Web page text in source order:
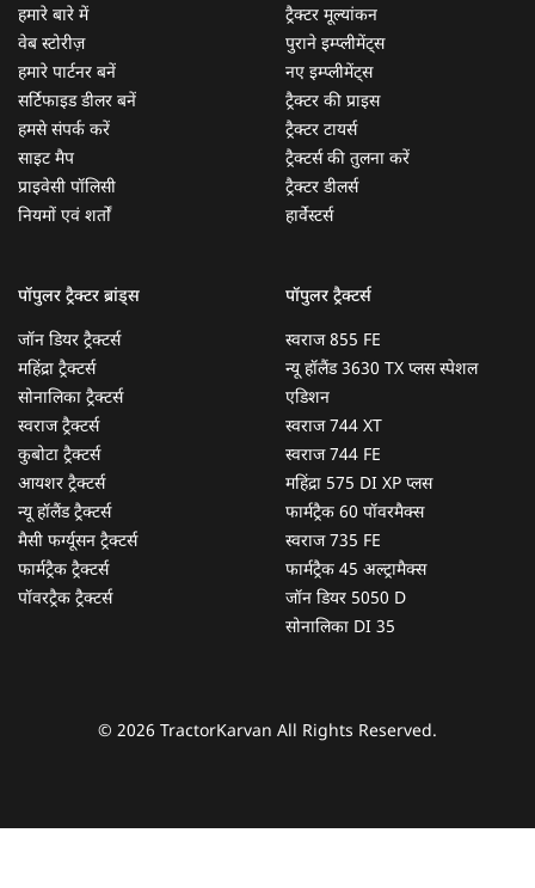
हमारे बारे में
वेब स्टोरीज़
हमारे पार्टनर बनें
सर्टिफाइड डीलर बनें
हमसे संपर्क करें
साइट मैप
प्राइवेसी पॉलिसी
नियमों एवं शर्तों
ट्रैक्टर मूल्यांकन
पुराने इम्प्लीमेंट्स
नए इम्प्लीमेंट्स
ट्रैक्टर की प्राइस
ट्रैक्टर टायर्स
ट्रैक्टर्स की तुलना करें
ट्रैक्टर डीलर्स
हार्वेस्टर्स
पॉपुलर ट्रैक्टर ब्रांड्स
जॉन डियर ट्रैक्टर्स
महिंद्रा ट्रैक्टर्स
सोनालिका ट्रैक्टर्स
स्वराज ट्रैक्टर्स
कुबोटा ट्रैक्टर्स
आयशर ट्रैक्टर्स
न्यू हॉलैंड ट्रैक्टर्स
मैसी फर्ग्यूसन ट्रैक्टर्स
फार्मट्रैक ट्रैक्टर्स
पॉवरट्रैक ट्रैक्टर्स
पॉपुलर ट्रैक्टर्स
स्वराज 855 FE
न्यू हॉलैंड 3630 TX प्लस स्पेशल
एडिशन
स्वराज 744 XT
स्वराज 744 FE
महिंद्रा 575 DI XP प्लस
फार्मट्रैक 60 पॉवरमैक्स
स्वराज 735 FE
फार्मट्रैक 45 अल्ट्रामैक्स
जॉन डियर 5050 D
सोनालिका DI 35
© 2026 TractorKarvan All Rights Reserved.